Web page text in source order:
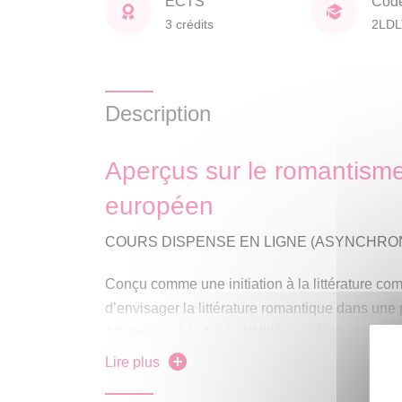
3 crédits
Description
Aperçus sur le
européen
COURS DISPENSE EN LIGNE
Conçu comme une initiation à la littérature
d’envisager la littérature romantique dans
culture française, alors dominante, fait l’objet
le romantisme s’étend rapidement dans toute
Lire plus